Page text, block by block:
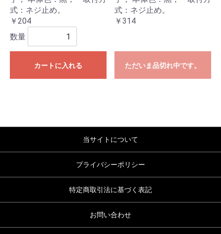
式：ネジ止め。
￥204
数量
カートに入れる
式：ネジ止め。
￥314
ただいま品切れ中です。
当サイトについて
プライバシーポリシー
特定商取引法に基づく表記
お問い合わせ